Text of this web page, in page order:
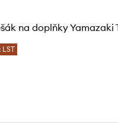
na doplňky Yamazaki
LST